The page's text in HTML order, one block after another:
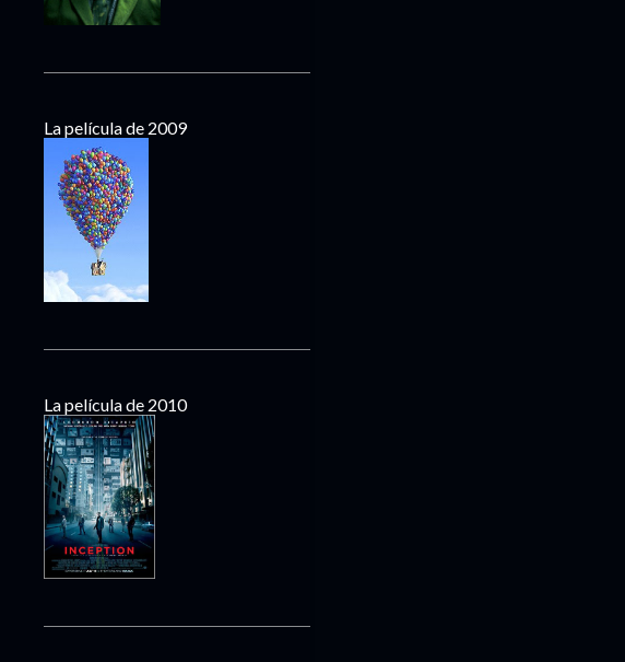
La película de 2009
La película de 2010